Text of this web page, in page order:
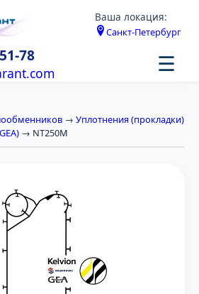
Ваша локация:
Санкт-Петербург
78 ☰
→ Уплотнения (прокладки)
→ NT250M